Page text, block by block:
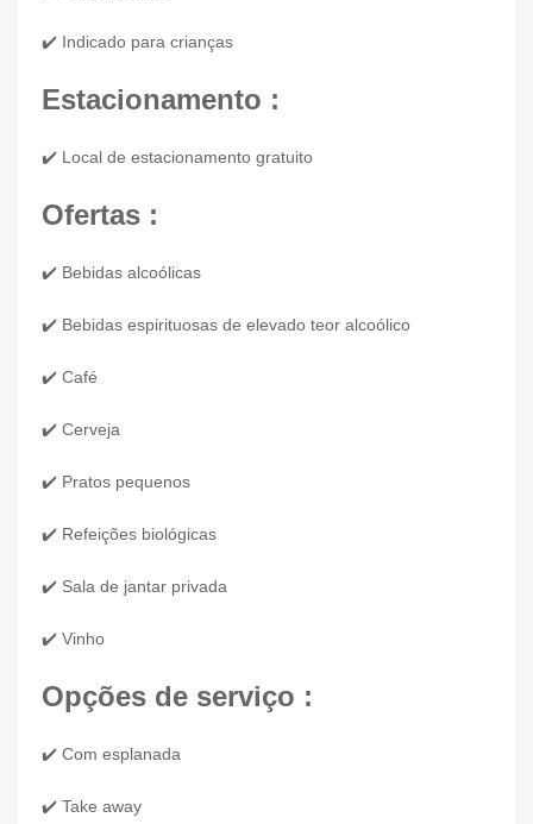
✔️ Indicado para crianças
Estacionamento :
✔️ Local de estacionamento gratuito
Ofertas :
✔️ Bebidas alcoólicas
✔️ Bebidas espirituosas de elevado teor alcoólico
✔️ Café
✔️ Cerveja
✔️ Pratos pequenos
✔️ Refeições biológicas
✔️ Sala de jantar privada
✔️ Vinho
Opções de serviço :
✔️ Com esplanada
✔️ Take away